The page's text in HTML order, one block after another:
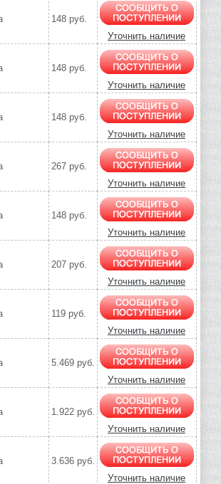
148 руб.
Уточнить наличие
148 руб.
Уточнить наличие
148 руб.
Уточнить наличие
267 руб.
Уточнить наличие
148 руб.
Уточнить наличие
207 руб.
Уточнить наличие
119 руб.
Уточнить наличие
5.469 руб.
Уточнить наличие
1.922 руб.
Уточнить наличие
3.636 руб.
Уточнить наличие